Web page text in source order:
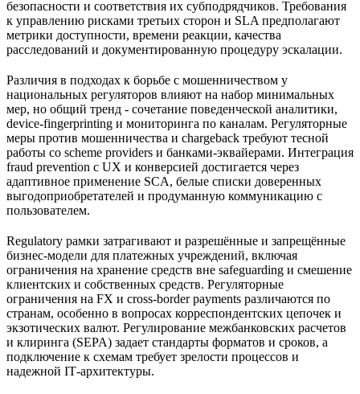
безопасности и соответствия их субподрядчиков. Требования
к управлению рисками третьих сторон и SLA предполагают
метрики доступности, времени реакции, качества
расследований и документированную процедуру эскалации.
Различия в подходах к борьбе с мошенничеством у
национальных регуляторов влияют на набор минимальных
мер, но общий тренд - сочетание поведенческой аналитики,
device‑fingerprinting и мониторинга по каналам. Регуляторные
меры против мошенничества и chargeback требуют тесной
работы со scheme providers и банками‑эквайерами. Интеграция
fraud prevention с UX и конверсией достигается через
адаптивное применение SCA, белые списки доверенных
выгодоприобретателей и продуманную коммуникацию с
пользователем.
Regulatory рамки затрагивают и разрешённые и запрещённые
бизнес‑модели для платежных учреждений, включая
ограничения на хранение средств вне safeguarding и смешение
клиентских и собственных средств. Регуляторные
ограничения на FX и cross‑border payments различаются по
странам, особенно в вопросах корреспондентских цепочек и
экзотических валют. Регулирование межбанковских расчетов
и клиринга (SEPA) задает стандарты форматов и сроков, а
подключение к схемам требует зрелости процессов и
надежной IT‑архитектуры.